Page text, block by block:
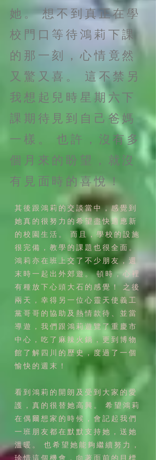
她。 想不到真正在學
校門口等待鴻莉下課
的那一刻，心情竟然
又驚又喜。 這不禁另
我想起兒時星期六下
課期待見到自己爸媽
一樣。 也許，沒有多
個月來的盼望，就沒
有見面時的喜悅！
其後跟鴻莉的交談當中，感覺到
她真的很努力的希望盡快適應新
的校園生活。 而且，學校的設施
很完備，教學的課題也很全面。
鴻莉亦在班上交了不少朋友，週
末時一起出外郊遊。 頓時，心裡
有種放下心頭大石的感覺！ 之後
兩天，幸得另一位心靈天使義工
黨哥哥的協助及熱情款待、並當
導遊，我們跟鴻莉遊覽了重慶市
中心，吃了麻辣火鍋，更到博物
館了解四川的歷史，度過了一個
愉快的週末！
看到鴻莉的開朗及受到大家的愛
護，真的很替她高興。 希望鴻莉
在偶爾想家的時候，會記起我們
一班朋友都在默默支持她，送她
溫暖。 也希望她能夠繼續努力，
珍惜這個機會，向著面前的目標